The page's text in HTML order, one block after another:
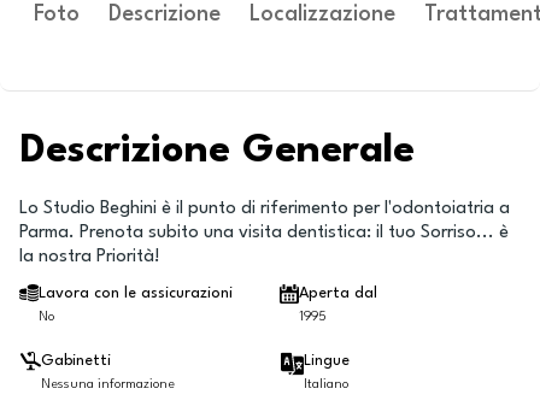
Foto Descrizione Localizzazione
Descrizione Generale
Lo Studio Beghini è il punto di riferimento per l'odontoiatria a
Parma. Prenota subito una visita dentistica: il tuo Sorriso... è
la nostra Priorità!
Lavora con le assicurazioni
No
Aperta dal
1995
Gabinetti
Nessuna informazione
Lingue
Italiano